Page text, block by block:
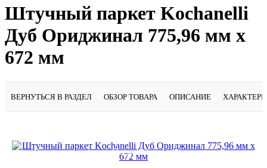
Штучный паркет Kochanelli
Дуб Ориджинал 775,96 мм х
672 мм
ВЕРНУТЬСЯ В РАЗДЕЛ ОБЗОР ТОВАРА ОПИСАНИЕ
Подробнее